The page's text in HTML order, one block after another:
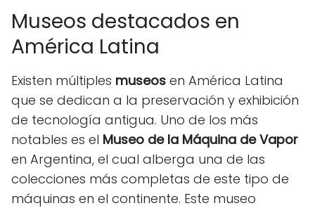
Museos destacados en
América Latina
Existen múltiples museos en América Latina
que se dedican a la preservación y exhibición
de tecnología antigua. Uno de los más
notables es el Museo de la Máquina de Vapor
en Argentina, el cual alberga una de las
colecciones más completas de este tipo de
máquinas en el continente. Este museo